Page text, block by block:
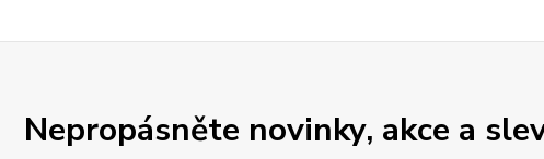
Nepropásněte novinky, akce a